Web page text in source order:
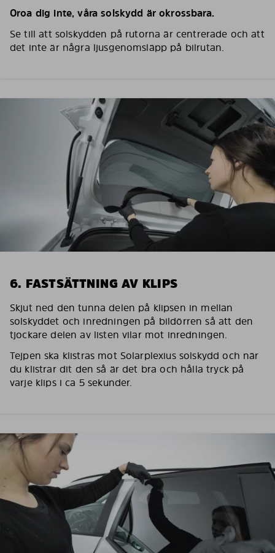
Oroa dig inte, våra solskydd är okrossbara.
Se till att solskydden på rutorna är centrerade och att
det inte är några ljusgenomsläpp på bilrutan.
6. FASTSÄTTNING AV KLIPS
Skjut ned den tunna delen på klipsen in mellan
solskyddet och inredningen på bildörren så att den
tjockare delen av listen vilar mot inredningen.
Tejpen ska klistras mot Solarplexius solskydd och när
du klistrar dit den så är det bra och hålla tryck på
varje klips i ca 5 sekunder.